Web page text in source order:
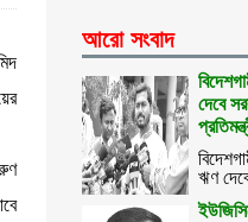
আরো সংবাদ
দেবে
ঋণ